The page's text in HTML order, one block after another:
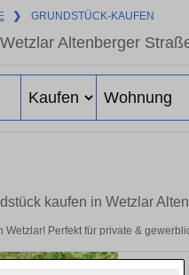
❯ GRUNDSTÜCK-KAUFEN
Altenberger
kaufen in Wetzlar
Wetzlar! Perfekt für private &